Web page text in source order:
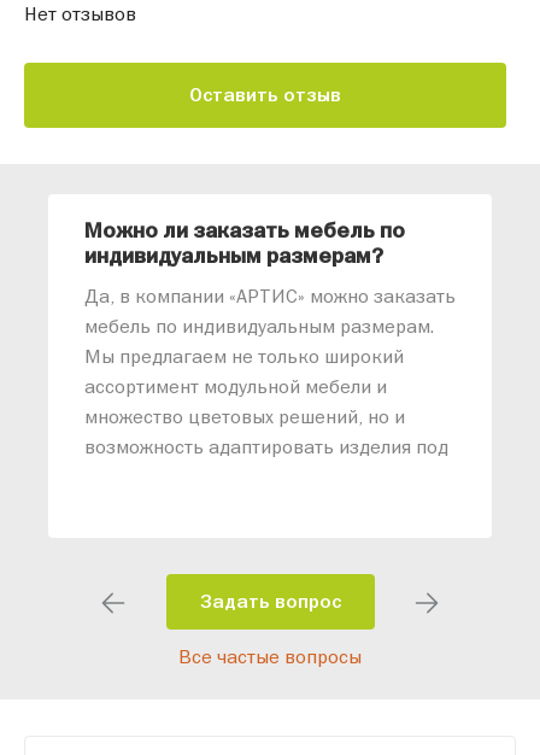
Нет отзывов
Оставить отзыв
Можно ли заказать мебель по
индивидуальным размерам?
Да, в компании «АРТИС» можно заказать
мебель по индивидуальным размерам.
Мы предлагаем не только широкий
ассортимент модульной мебели и
множество цветовых решений, но и
возможность адаптировать изделия под
помещения и личные пожелания.
Благодаря современному
высокотехнологичному оборудованию
Задать вопрос
Все частые вопросы